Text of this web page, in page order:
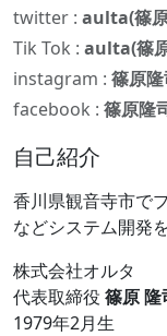
twitter : aulta(篠
Tik Tok : aulta(篠
instagram : 篠原隆
facebook : 篠原隆
自己紹介
香川県観音寺市で
などシステム開発
株式会社オルタ
代表取締役 篠原 隆
1979年2月生